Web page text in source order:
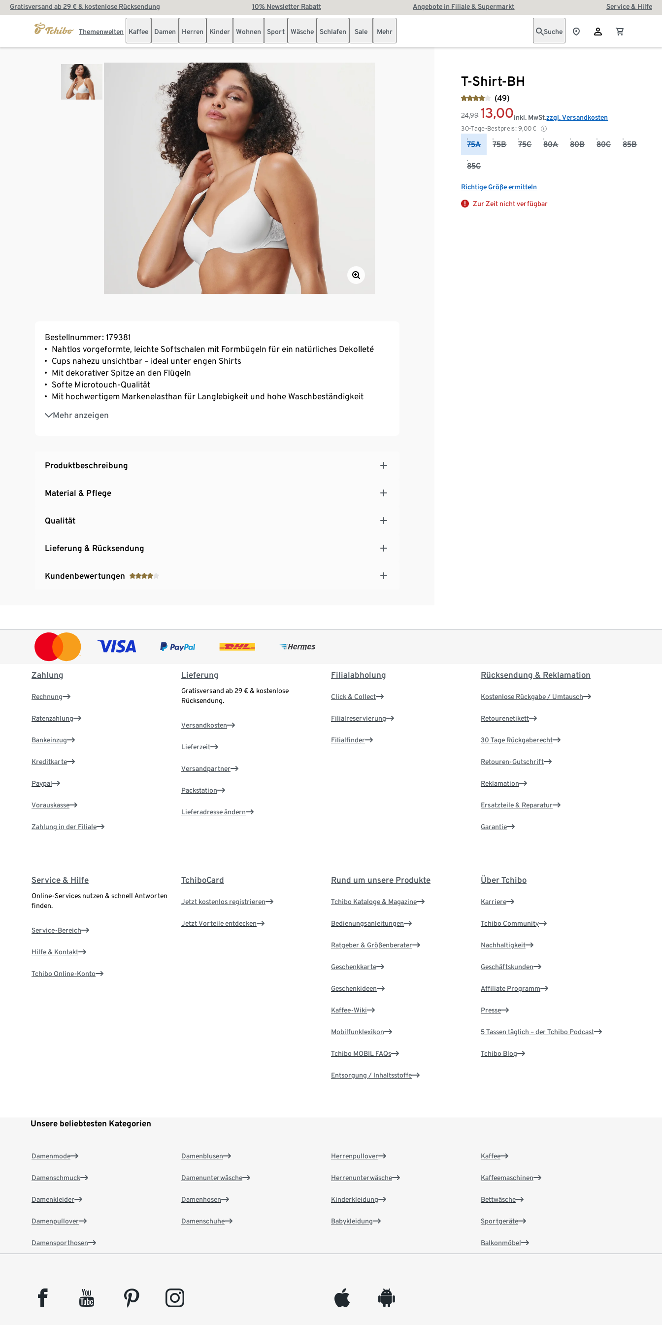
Gratisversand ab 29 € & kostenlose Rücksendung 10% Newsletter Rabatt Angebote in Filiale & Supermarkt Service & Hilfe
Themenwelten Kaffee Damen Herren Kinder Wohnen Sport Wäsche Schlafen Sale Mehr Suche
T-Shirt-BH
(49)
24,99 13,00
30-Tage-Bestpreis: 9,00€
inkl. MwSt.zzgl. Versandkosten
75A 75B 75C 80A 80B 80C 85B
85C
Richtige Größe ermitteln
Zur Zeit nicht verfügbar
Bestellnummer: 179381
Nahtlos vorgeformte, leichte Softschalen mit Formbügeln für ein natürliches Dekolleté
Cups nahezu unsichtbar – ideal unter engen Shirts
Mit dekorativer Spitze an den Flügeln
Softe Microtouch-Qualität
Mit hochwertigem Markenelasthan für Langlebigkeit und hohe Waschbeständigkeit
Mehr anzeigen
Längenverstellbare Träger
3-fach verstellbarer SoftSeal®-Häkchenverschluss
Produktbeschreibung
Material & Pflege
Qualität
Lieferung & Rücksendung
Kundenbewertungen
Zahlung
Rechnung
Ratenzahlung
Bankeinzug
Kreditkarte
Paypal
Vorauskasse
Zahlung in der Filiale
Lieferung
Gratisversand ab 29 € & kostenlose
Rücksendung.
Versandkosten
Lieferzeit
Versandpartner
Packstation
Lieferadresse ändern
Filialabholung
Click & Collect
Filialreservierung
Filialfinder
Rücksendung & Reklamation
Kostenlose Rückgabe / Umtausch
Retourenetikett
30 Tage Rückgaberecht
Retouren-Gutschrift
Reklamation
Ersatzteile & Reparatur
Garantie
Service & Hilfe
Online-Services nutzen & schnell Antworten
finden.
Service-Bereich
Hilfe & Kontakt
Tchibo Online-Konto
TchiboCard
Jetzt kostenlos registrieren
Jetzt Vorteile entdecken
Rund um unsere Produkte
Tchibo Kataloge & Magazine
Bedienungsanleitungen
Ratgeber & Größenberater
Geschenkkarte
Geschenkideen
Kaffee-Wiki
Mobilfunklexikon
Tchibo MOBIL FAQs
Entsorgung / Inhaltsstoffe
Über Tchibo
Karriere
Tchibo Community
Nachhaltigkeit
Geschäftskunden
Affiliate Programm
Presse
5 Tassen täglich – der Tchibo Podcast
Tchibo Blog
Unsere beliebtesten Kategorien
Damenmode
Damenschmuck
Damenkleider
Damenpullover
Damensporthosen
Damenblusen
Damenunterwäsche
Damenhosen
Damenschuhe
Herrenpullover
Herrenunterwäsche
Kinderkleidung
Babykleidung
Kaffee
Kaffeemaschinen
Bettwäsche
Sportgeräte
Balkonmöbel
facebook youtube pinterest instagram appleinc android